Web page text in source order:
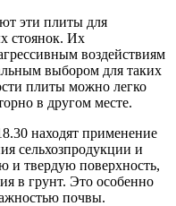
эти плиты для
стоянок. Их
воздействиям
выбором для таких
плиты можно легко
в другом месте.
находят применение
сельхозпродукции и
и твердую поверхность,
в грунт. Это особенно
почвы.